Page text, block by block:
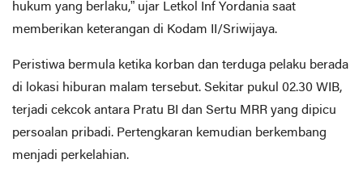
hukum yang berlaku,” ujar Letkol Inf Yordania saat
memberikan keterangan di Kodam II/Sriwijaya.
Peristiwa bermula ketika korban dan terduga pelaku berada
di lokasi hiburan malam tersebut. Sekitar pukul 02.30 WIB,
terjadi cekcok antara Pratu BI dan Sertu MRR yang dipicu
persoalan pribadi. Pertengkaran kemudian berkembang
menjadi perkelahian.